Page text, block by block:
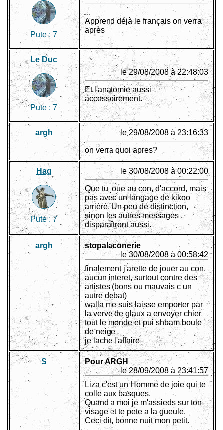
Pute : 7
...
Apprend déjà le français on verra
après
Le Duc
Pute : 7
le 29/08/2008 à 22:48:03
Et l'anatomie aussi
accessoirement.
argh le 29/08/2008 à 23:16:33
on verra quoi apres?
Hag
Pute :7
le 30/08/2008 à 00:22:00
Que tu joue au con, d'accord, mais
pas avec un langage de kikoo
arriéré. Un peu de distinction,
sinon les autres messages
disparaîtront aussi.
argh
stopalaconerie
le 30/08/2008 à 00:58:42
finalement j'arette de jouer au con,
aucun interet, surtout contre des
artistes (bons ou mauvais c un
autre debat)
walla me suis laisse emporter par
la verve de glaux a envoyer chier
tout le monde et pui shbam boule
de neige
je lache l'affaire
S
Pour ARGH
le 28/09/2008 à 23:41:57
Liza c'est un Homme de joie qui te
colle aux basques.
Quand a moi je m'assieds sur ton
visage et te pete a la gueule.
Ceci dit, bonne nuit mon petit.